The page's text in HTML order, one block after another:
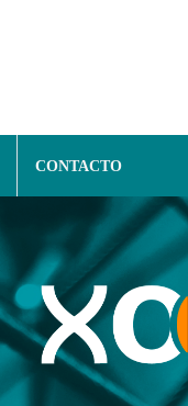
CONTACTO